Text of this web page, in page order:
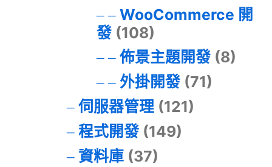
WooCommerce 開
發(108)
佈景主題開發(8)
外掛開發(71)
伺服器管理(121)
程式開發(149)
資料庫(37)